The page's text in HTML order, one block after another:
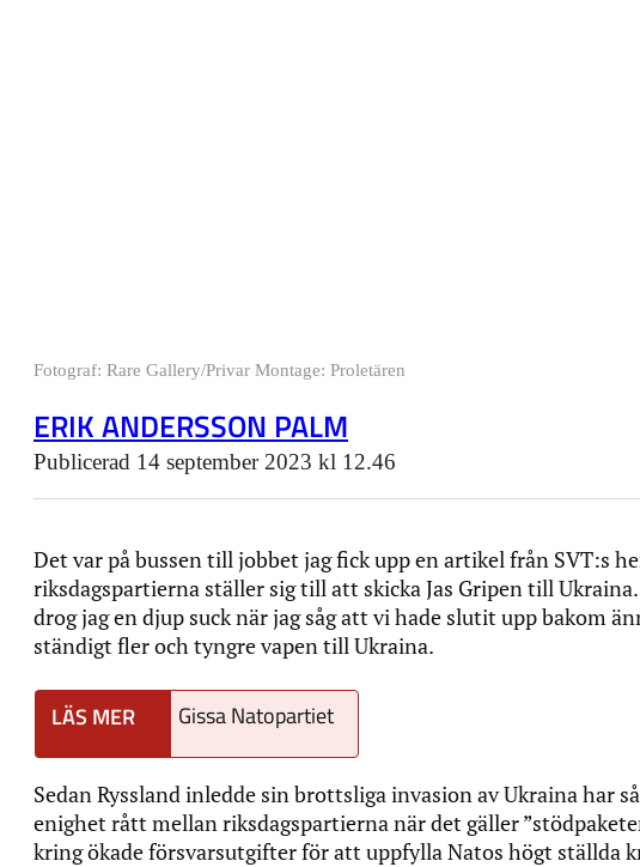
Fotograf: Rare Gallery/Privar Montage: Proletären
ERIK ANDERSSON PALM
Publicerad 14 september 2023 kl 12.46
Det var på bussen till jobbet jag fick upp en artikel från SVT:s
riksdagspartierna ställer sig till att skicka Jas Gripen till
drog jag en djup suck när jag såg att vi hade slutit upp bakom
ständigt fler och tyngre vapen till Ukraina.
Gissa Natopartiet
Sedan Ryssland inledde sin brottsliga invasion av Ukraina har
enighet rått mellan riksdagspartierna när det gäller
kring ökade försvarsutgifter för att uppfylla Natos högt ställda